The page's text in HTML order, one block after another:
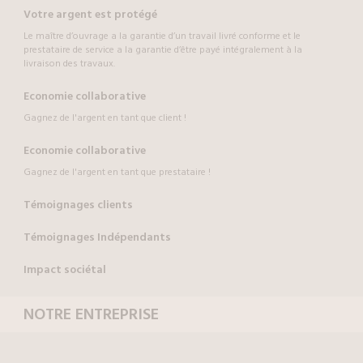
Votre argent est protégé
Le maître d’ouvrage a la garantie d’un travail livré conforme et le
prestataire de service a la garantie d’être payé intégralement à la
livraison des travaux.
Economie collaborative
Gagnez de l'argent en tant que client !
Economie collaborative
Gagnez de l'argent en tant que prestataire !
Témoignages clients
Témoignages Indépendants
Impact sociétal
NOTRE ENTREPRISE